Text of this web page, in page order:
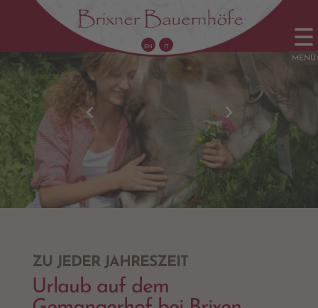
EN IT
ZU JEDER JAHRESZEIT
Urlaub auf dem